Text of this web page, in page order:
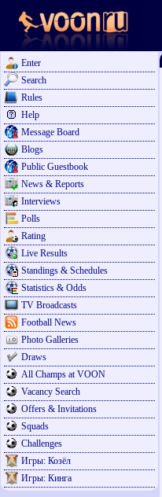
Enter
Search
Rules
Help
Message Board
Blogs
Public Guestbook
News & Reports
Interviews
Polls
Rating
Live Results
Standings & Schedules
Statistics & Odds
TV Broadcasts
Football News
Photo Galleries
Draws
All Champs at VOON
Vacancy Search
Offers & Invitations
Squads
Challenges
Игры: Козёл
Игры: Кинга